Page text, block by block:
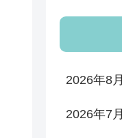
2026年8月
2026年7月